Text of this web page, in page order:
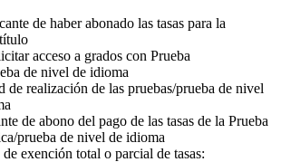
de haber abonado las tasas para la
acceso a grados con Prueba
de nivel de idioma
de realización de las pruebas/prueba de nivel
de abono del pago de las tasas de la Prueba
prueba de nivel de idioma
de exención total o parcial de tasas: